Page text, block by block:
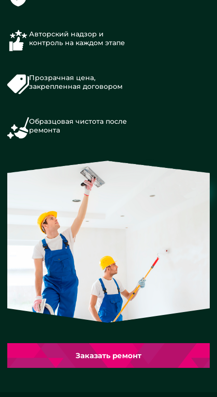
Авторский надзор и
контроль на каждом этапе
Прозрачная цена,
закрепленная договором
Образцовая чистота после
ремонта
Заказать ремонт